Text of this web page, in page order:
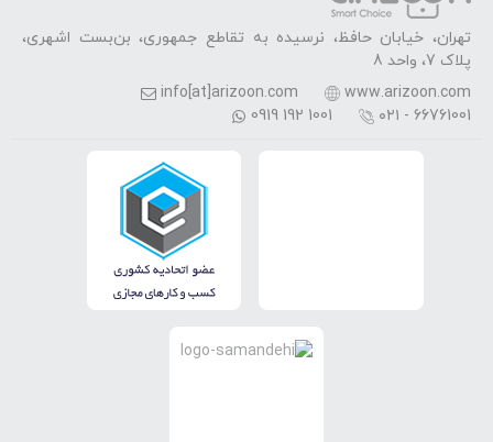
تهران، خیابان حافظ، نرسیده به تقاطع جمهوری، بن‌بست اشهری،
پلاک 7، واحد 8
www.arizoon.com
info[at]arizoon.com
۰۲۱ - 66761001
0919 192 1001